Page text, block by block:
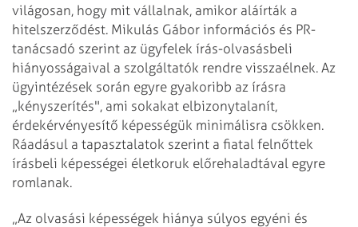
világosan, hogy mit vállalnak, amikor aláírták a
hitelszerződést. Mikulás Gábor információs és PR-
tanácsadó szerint az ügyfelek írás-olvasásbeli
hiányosságaival a szolgáltatók rendre visszaélnek. Az
ügyintézések során egyre gyakoribb az írásra
„kényszerítés", ami sokakat elbizonytalanít,
érdekérvényesítő képességük minimálisra csökken.
Ráadásul a tapasztalatok szerint a fiatal felnőttek
írásbeli képességei életkoruk előrehaladtá­val egyre
romlanak.
„Az olvasási képességek hiánya súlyos egyéni és